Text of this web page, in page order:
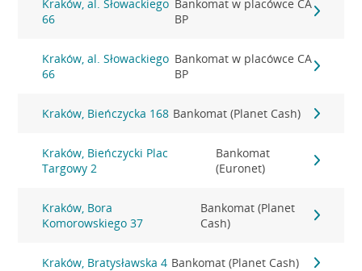
Kraków, al. Słowackiego
66
Bankomat w placówce CA
BP
Kraków, al. Słowackiego
66
Bankomat w placówce CA
BP
Kraków, Bieńczycka 168 Bankomat (Planet Cash)
Kraków, Bieńczycki Plac
Targowy 2
Bankomat
(Euronet)
Kraków, Bora
Komorowskiego 37
Bankomat (Planet
Cash)
Kraków, Bratysławska 4 Bankomat (Planet Cash)